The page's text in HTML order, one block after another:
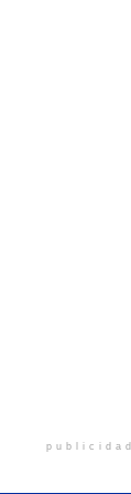
publicidad